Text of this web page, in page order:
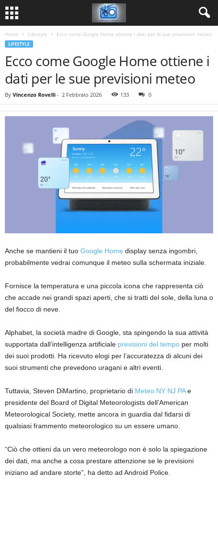
Home Lifestyle Ecco come Google Home ottiene i dati per le sue previsioni meteo
LIFESTYLE
Ecco come Google Home ottiene i
dati per le sue previsioni meteo
By Vincenzo Rovelli - 2 Febbraio 2026 133 0
Anche se mantieni il tuo Google Home display senza ingombri,
probabilmente vedrai comunque il meteo sulla schermata iniziale.
Fornisce la temperatura e una piccola icona che rappresenta ciò
che accade nei grandi spazi aperti, che si tratti del sole, della luna o
del fiocco di neve.
Alphabet, la società madre di Google, sta spingendo la sua attività
supportata dall’intelligenza artificiale previsioni del tempo per molti
dei suoi prodotti. Ha ricevuto elogi per l’accuratezza di alcuni dei
suoi strumenti che prevedono uragani e altri eventi.
Tuttavia, Steven DiMartino, proprietario di Meteo NY NJ PAe
presidente del Board of Digital Meteorologists dell’American
Meteorological Society, mette ancora in guardia dal fidarsi di
qualsiasi frammento meteorologico su un essere umano.
“Ciò che ottieni da un vero meteorologo non è solo la spiegazione
dei dati, ma anche a cosa prestare attenzione se le previsioni
iniziano ad andare storte”, ha detto ad Android Police.